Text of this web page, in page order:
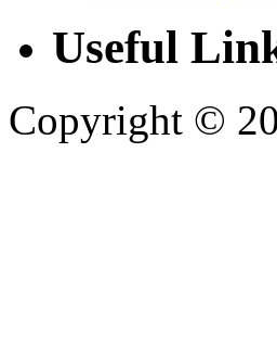
Useful
Copyright ©